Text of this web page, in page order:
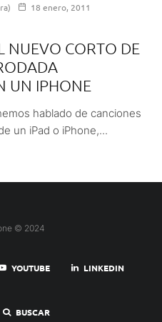
18 enero, 2011
NUEVO CORTO DE
UN IPHONE
hablado de canciones
un iPad o iPhone,...
© 2024
YOUTUBE LINKEDIN
BUSCAR